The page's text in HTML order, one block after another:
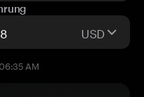
USD
AM